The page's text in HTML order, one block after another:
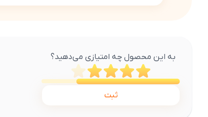
به این محصول چه امتیازی می‌دهید؟
ثبت